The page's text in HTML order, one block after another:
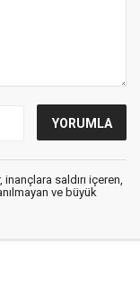
saldırı içeren,
ve büyük